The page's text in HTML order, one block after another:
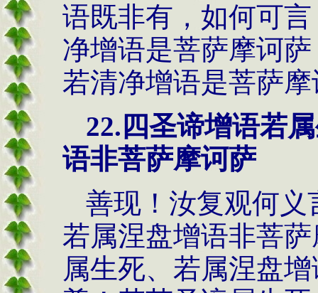
语既非有，如何可
净增语是菩萨摩诃
若清净增语是菩萨
22. 四圣谛增语若
语非菩萨摩诃萨
善现！汝复观何
若属涅盘增语非菩
属生死、若属涅盘